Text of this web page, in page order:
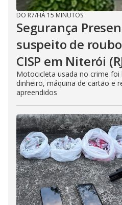
DO R7/HÁ 15 MINUTOS
Segurança
suspeito de
CISP em Niterói
Motocicleta usada no crime foi
dinheiro, máquina de cartão e
apreendidos